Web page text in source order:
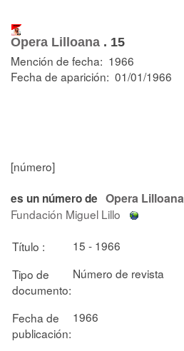
Opera Lilloana . 15
Mención de fecha: 1966
Fecha de aparición: 01/01/1966
[número]
es un número de Opera Lilloana
Fundación Miguel Lillo
Título :
15 - 1966
Tipo de
documento:
Número de revista
Fecha de
publicación:
1966